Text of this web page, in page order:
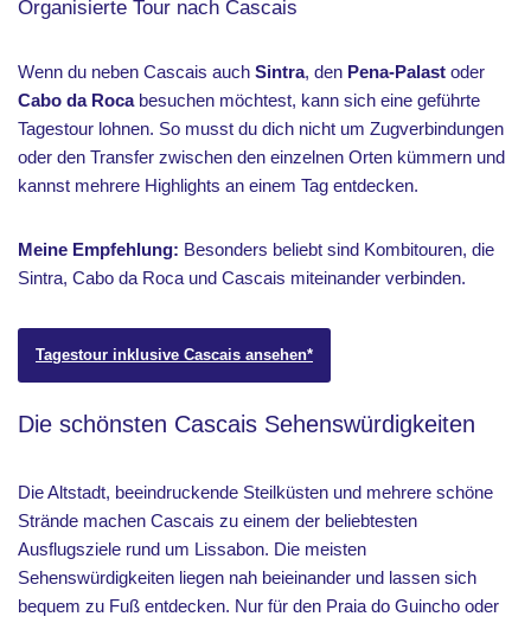
Organisierte Tour nach Cascais
Wenn du neben Cascais auch Sintra, den Pena-Palast oder
Cabo da Rocabesuchen möchtest, kann sich eine geführte
Tagestour lohnen. So musst du dich nicht um Zugverbindungen
oder den Transfer zwischen den einzelnen Orten kümmern und
kannst mehrere Highlights an einem Tag entdecken.
Meine Empfehlung: Besonders beliebt sind Kombitouren, die
Sintra, Cabo da Roca und Cascais miteinander verbinden.
Tagestour inklusive Cascais ansehen*
Die schönsten Cascais Sehenswürdigkeiten
Die Altstadt, beeindruckende Steilküsten und mehrere schöne
Strände machen Cascais zu einem der beliebtesten
Ausflugsziele rund um Lissabon. Die meisten
Sehenswürdigkeiten liegen nah beieinander und lassen sich
bequem zu Fuß entdecken. Nur für den Praia do Guincho oder